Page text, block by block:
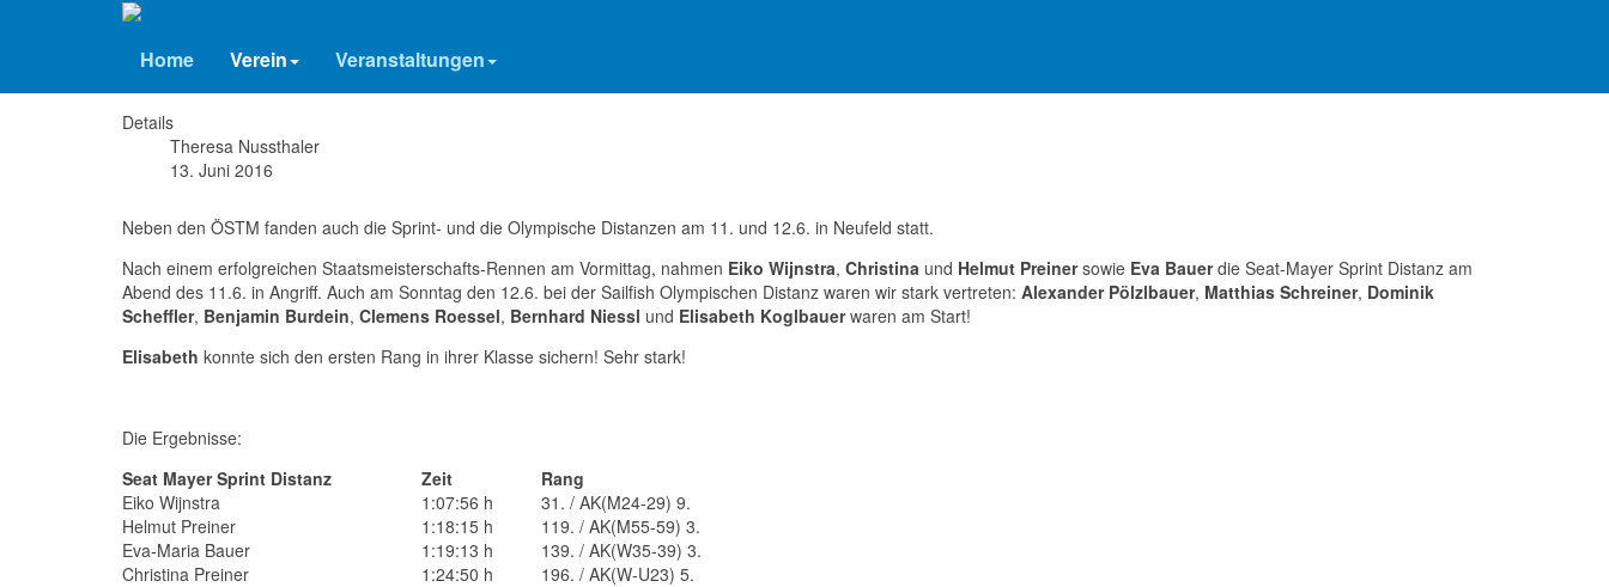
Home Verein Veranstaltungen
Sprint- & OD NEUFELD
Details
Theresa Nussthaler
13. Juni 2016
Neben den ÖSTM fanden auch die Sprint- und die Olympische Distanzen am 11. und 12.6. in Neufeld statt.
Nach einem erfolgreichen Staatsmeisterschafts-Rennen am Vormittag, nahmen Eiko Wijnstra, Christina und Helmut Preinersowie Eva Bauerdie Seat-Mayer Sprint Distanz am
Abend des 11.6. in Angriff. Auch am Sonntag den 12.6. bei der Sailfish Olympischen Distanz waren wir stark vertreten: Alexander Pölzlbauer, Matthias Schreiner, Dominik
Scheffler, Benjamin Burdein, Clemens Roessel, Bernhard Niessl und Elisabeth Koglbauerwaren am Start!
Elisabeth konnte sich den ersten Rang in ihrer Klasse sichern! Sehr stark!
Die Ergebnisse:
Seat Mayer Sprint Distanz
Zeit
Rang
Eiko Wijnstra
1:07:56 h
31. / AK(M24-29) 9.
Helmut Preiner
1:18:15 h
119. / AK(M55-59) 3.
Eva-Maria Bauer
1:19:13 h
139. / AK(W35-39) 3.
Christina Preiner
1:24:50 h 196. / AK(W-U23) 5.